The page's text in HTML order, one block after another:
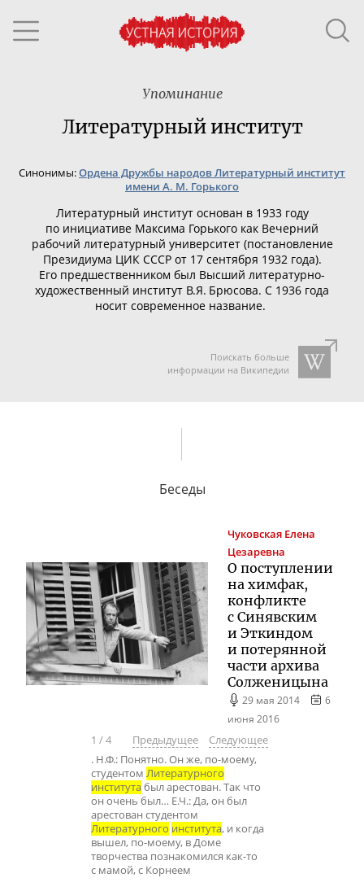
Упоминание
Литературный институт
Синонимы:Ордена Дружбы народов Литературный институт
имени А. М. Горького
Литературный институт основан в 1933 году
по инициативе Максима Горького как Вечерний
рабочий литературный университет (постановление
Президиума ЦИК СССРот 17 сентября 1932 года).
Его предшественником был Высший литературно-
художественный институт В.Я. Брюсова. С 1936 года
носит современное название.
Поискать больше
информации на Википедии
Беседы
Чуковская Елена
Цезаревна
О поступлении
на химфак,
конфликте
с Синявским
и Эткиндом
и потерянной
части архива
Солженицына
29 мая 2014
6
июня 2016
1 /4 Предыдущее
Следующее
. Н.Ф.: Понятно. Он же, по-моему,
студентом Литературного
институтабыл арестован. Так что
он очень был… Е.Ч.: Да, он был
арестован студентом
Литературного института, и когда
вышел, по-моему, в Доме
творчества познакомился как-то
с мамой, с Корнеем